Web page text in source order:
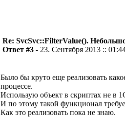
Re: SvcSvc::FilterValue().
Ответ #3 - 23. Сентября 2013 ::
Было бы круто еще реализовать
процессе.
Использую объект в скриптах не в
И по этому такой функционал
Как это реализовать пока не знаю.